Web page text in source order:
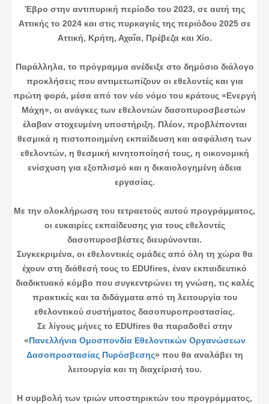
Έβρο στην αντιπυρική περίοδο του 2023, σε αυτή της
Αττικής το 2024 και στις πυρκαγιές της περιόδου 2025 σε
Αττική, Κρήτη, Αχαΐα, Πρέβεζα και Χίο.
Παράλληλα, το πρόγραμμα ανέδειξε στο δημόσιο διάλογο
προκλήσεις που αντιμετωπίζουν οι εθελοντές και για
πρώτη φορά, μέσα από τον νέο νόμο του κράτους «Ενεργή
Μάχη», οι ανάγκες των εθελοντών δασοπυροσβεστών
έλαβαν στοχευμένη υποστήριξη. Πλέον, προβλέπονται
θεσμικά η πιστοποιημένη εκπαίδευση και ασφάλιση των
εθελοντών, η θεσμική κινητοποίησή τους, η οικονομική
ενίσχυση για εξοπλισμό και η δικαιολογημένη άδεια
εργασίας.
Με την ολοκλήρωση του τετραετούς αυτού προγράμματος,
οι ευκαιρίες εκπαίδευσης για τους εθελοντές
δασοπυροσβέστες διευρύνονται.
Συγκεκριμένα, οι εθελοντικές ομάδες από όλη τη χώρα θα
έχουν στη διάθεσή τους το EDUfires, έναν εκπαιδευτικό
διαδικτυακό κόμβο που συγκεντρώνει τη γνώση, τις καλές
πρακτικές και τα διδάγματα από τη λειτουργία του
εθελοντικού συστήματος δασοπυροπροστασίας.
Σε λίγους μήνες το EDUfires θα παραδοθεί στην
«Πανελλήνια Ομοσπονδία Εθελοντικών Οργανώσεων
Δασοπροστασίας Πυρόσβεσης» που θα αναλάβει τη
λειτουργία και τη διαχείρισή του.
Η συμβολή των τριών υποστηρικτών του προγράμματος,